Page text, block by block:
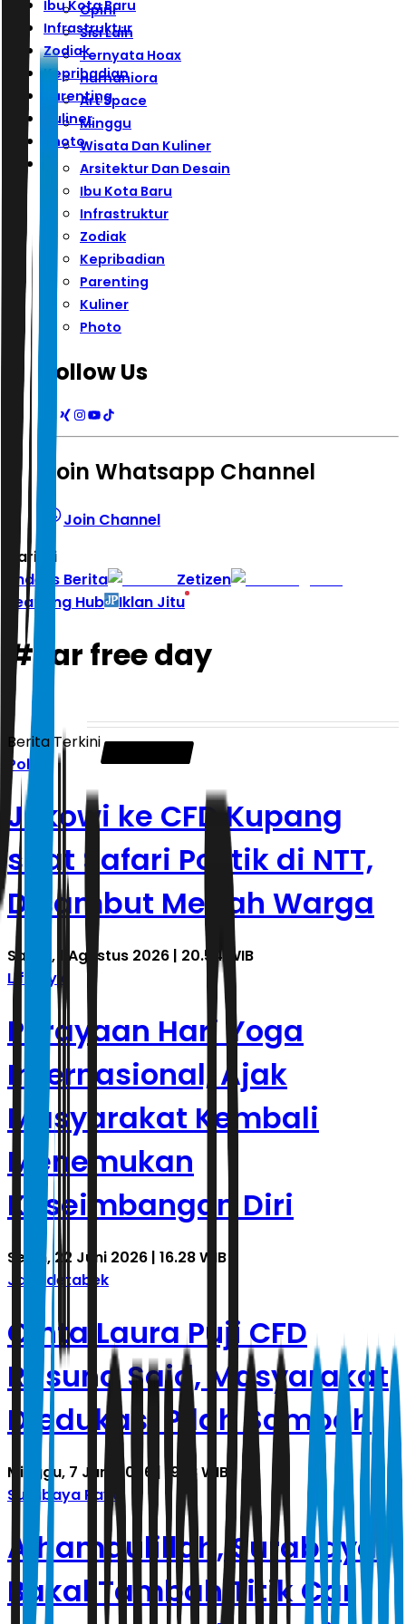
Ibu Kota Baru
Infrastruktur
Zodiak
Kepribadian
Parenting
Kuliner
Photo
Opini
Sisi Lain
Ternyata Hoax
Humaniora
Art Space
Minggu
Wisata Dan Kuliner
Arsitektur Dan Desain
Ibu Kota Baru
Infrastruktur
Zodiak
Kepribadian
Parenting
Kuliner
Photo
Follow Us
Join Whatsapp Channel
Join Channel
Hari ini
Indeks Berita
Zetizen
Learning Hub
Iklan Jitu
# car free day
Berita Terkini
Politik
Jokowi ke CFD Kupang
saat Safari Politik di NTT,
Disambut Meriah Warga
Sabtu, 1 Agustus 2026 | 20.54 WIB
Lifestyle
Perayaan Hari Yoga
Internasional, Ajak
Masyarakat Kembali
Menemukan
Keseimbangan Diri
Senin, 22 Juni 2026 | 16.28 WIB
Jabodetabek
Cinta Laura Puji CFD
Rasuna Said, Masyarakat
Diedukasi Pilah Sampah
Minggu, 7 Juni 2026 | 19.18 WIB
Surabaya Raya
Alhamdulillah, Surabaya
Bakal Tambah Titik Car